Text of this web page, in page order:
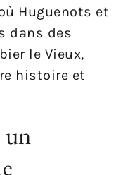
Huguenots et
dans des
le Vieux,
histoire et
un